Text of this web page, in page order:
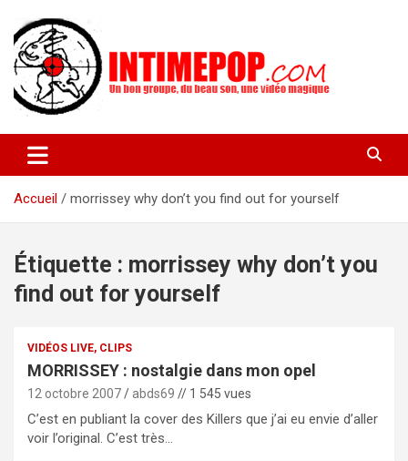
contenu
intimepop.com
actuelles pop rock, post-rock, indé sur Lyon. rock pop concert
lyon
Accueil
morrissey why don’t you find out for yourself
Étiquette : morrissey why don’t you
find out for yourself
VIDÉOS LIVE, CLIPS
MORRISSEY : nostalgie dans mon opel
12 octobre 2007 abds69 // 1 545 vues
C’est en publiant la cover des Killers que j’ai eu envie d’aller
voir l’original. C’est très…